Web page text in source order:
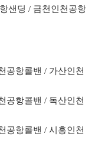
샌딩 / 금천인천공항
공항콜밴 / 가산인천
공항콜밴 / 독산인천
공항콜밴 / 시흥인천